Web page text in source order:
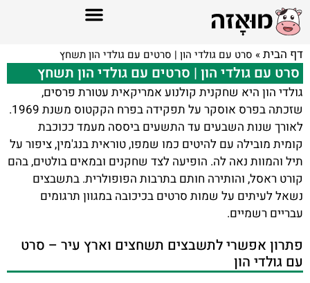
דף הבית» סרט עם גולדי הון | סרטים עם גולדי הון תשחץ
סרט עם גולדי הון | סרטים עם גולדי הון תשחץ
גולדי הון היא שחקנית קולנוע אמריקאית עטורת פרסים,
שזכתה בפרס אוסקר על תפקידה בפרח הקקטוס משנת 1969.
לאורך שנות השבעים עד התשעים ביססה מעמד ככוכבת
קומית מובילה עם להיטים כמו שמפו, טוראית בנג'מין, ציפור על
תיל והמוות נאה לה. הופיעה לצד שחקנים ובמאים בולטים, בהם
קורט ראסל, והותירה חותם בתרבות הפופולרית. בתשבצים
נשאל לעיתים על שמות סרטים בכיכובה במגוון תרגומים
עבריים רשמיים.
פתרון אפשרי לתשבצים תשחצים וארץ עיר – סרט
עם גולדי הון